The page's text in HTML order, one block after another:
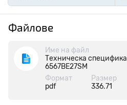
Файлове
Име на файл
Техническа
6567BE27SM
Формат
pdf
Размер
336.71